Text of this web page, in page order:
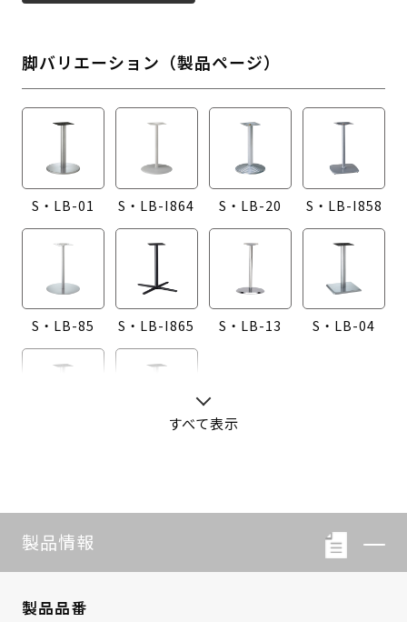
脚バリエーション（製品ページ）
S・LB-01 S・LB-I864 S・LB-20 S・LB-I858
S・LB-85 S・LB-I865 S・LB-13 S・LB-04
すべて表示
製品情報
製品品番